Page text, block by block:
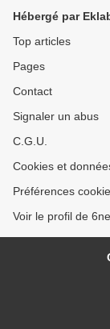
Hébergé par
Top articles
Pages
Contact
Signaler un abus
C.G.U.
Cookies et
Préférences
Voir le profil de